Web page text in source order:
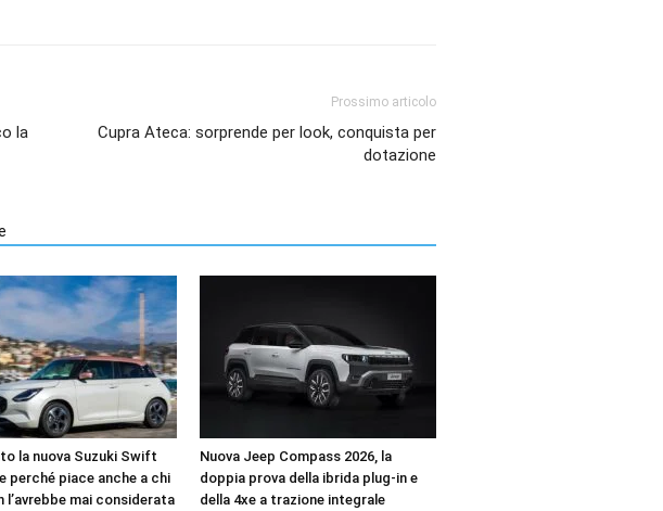
la
Prossimo articolo
Cupra Ateca: sorprende per look, conquista per
dotazione
la nuova Suzuki Swift
perché piace anche a chi
l’avrebbe mai considerata
Nuova Jeep Compass 2026, la
doppia prova della ibrida plug-in e
della 4xe a trazione integrale